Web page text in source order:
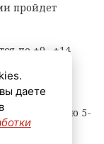
пройдет
до +9…+14
залива
термометры
будет дуть
со скоростью 5-
даете